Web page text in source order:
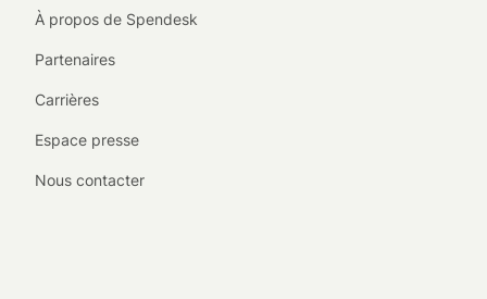
À propos de Spendesk
Partenaires
Carrières
Espace presse
Nous contacter